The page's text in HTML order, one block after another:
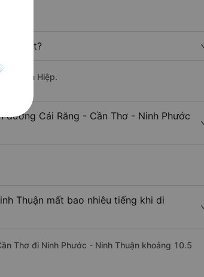
rẻ nhất?
Tuấn Hiệp.
đường Cái Răng - Cần Thơ - Ninh Phước
Thuận mất bao nhiêu tiếng khi di
Thơ đi Ninh Phước - Ninh Thuận khoảng 10.5